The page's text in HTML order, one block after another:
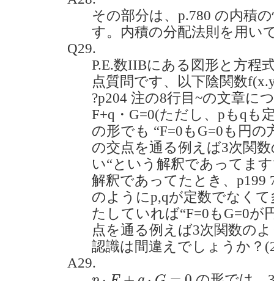
その部分は、p.780 の内積
す。内積の分配法則を用い
Q29.
P.E.数IIBにある図形と方程
点質問です、以下陰関数
?p204 注の8行目~の文章に
F+q・G=0(ただし、pもqも
の形でも “F=0もG=0も円
の交点を通る例えば3次関
い“という解釈であってま
解釈であってたとき、p199
のようにp,qが定数でなく
たしていれば“F=0もG=0が
点を通る例えば3次関数の
認識は間違えでしょうか？
A29.
p + ⋅ G= 0